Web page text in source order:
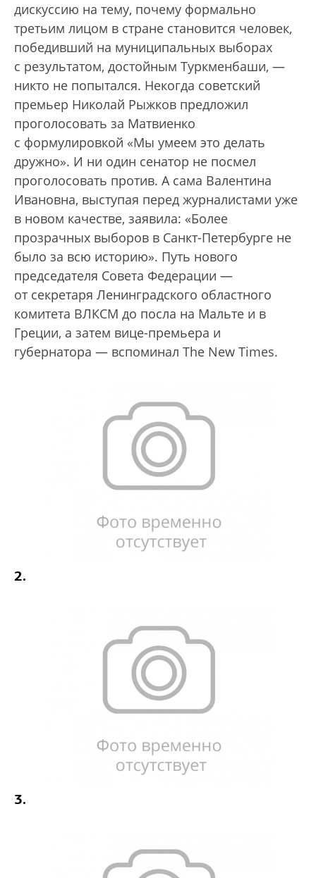
дискуссию на тему, почему формально
третьим лицом в стране становится человек,
победивший на муниципальных выборах
с результатом, достойным Туркменбаши, —
никто не попытался. Некогда советский
премьер Николай Рыжков предложил
проголосовать за Матвиенко
с формулировкой «Мы умеем это делать
дружно». И ни один сенатор не посмел
проголосовать против. А сама Валентина
Ивановна, выступая перед журналистами уже
в новом качестве, заявила: «Более
прозрачных выборов в Санкт-Петербурге не
было за всю историю». Путь нового
председателя Совета Федерации —
от секретаря Ленинградского областного
комитета ВЛКСМ до посла на Мальте и в
Греции, а затем вице-премьера и
губернатора — вспоминал The New Times.
2.
3.